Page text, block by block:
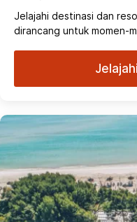
Jelajahi destinasi dan
dirancang untuk momen-